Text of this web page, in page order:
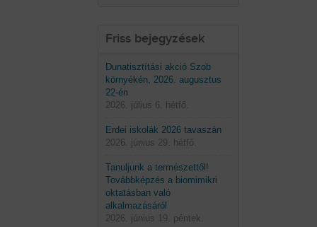
Friss bejegyzések
Dunatisztítási akció Szob
környékén, 2026. augusztus
22-én
2026. július 6. hétfő.
Erdei iskolák 2026 tavaszán
2026. június 29. hétfő.
Tanuljunk a természettől!
Továbbképzés a biomimikri
oktatásban való
alkalmazásáról
2026. június 19. péntek.